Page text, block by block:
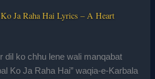
Ja Raha Hai Lyrics – A Heart
dil ko chhu lene wali manqabat
Ko Ja Raha Hai” waqia-e-Karbala